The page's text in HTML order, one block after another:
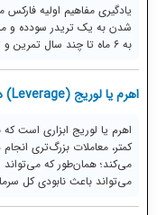
یادگیری مفاهیم اولیه
شدن به یک تریدر سودده و
به ۶ ماه تا چند سال تمرین و تجربه عملی نیاز دارد.
اهرم یا لوریج (Leverage) در فارکس چیست؟
اهرم یا لوریج ابزاری است که
کمتر، معاملات بزرگ‌تری
می‌کند؛ همان‌طور که می‌تواند
می‌تواند باعث نابودی کل